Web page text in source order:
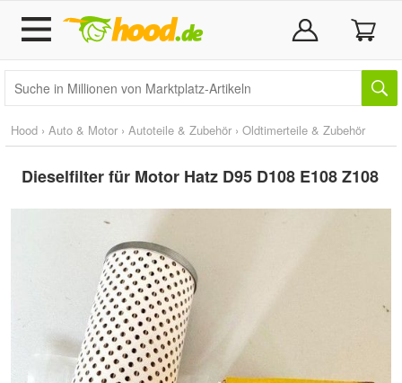
Hood › Auto & Motor › Autoteile & Zubehör › Oldtimerteile & Zubehör
Dieselfilter für Motor Hatz D95 D108 E108 Z108